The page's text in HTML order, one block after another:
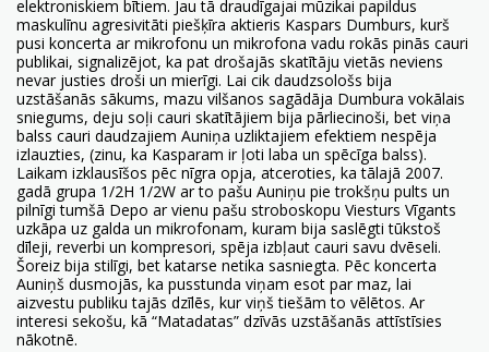
elektroniskiem bītiem. Jau tā draudīgajai mūzikai papildus
maskulīnu agresivitāti piešķīra aktieris Kaspars Dumburs, kurš
pusi koncerta ar mikrofonu un mikrofona vadu rokās pinās cauri
publikai, signalizējot, ka pat drošajās skatītāju vietās neviens
nevar justies droši un mierīgi. Lai cik daudzsološs bija
uzstāšanās sākums, mazu vilšanos sagādāja Dumbura vokālais
sniegums, deju soļi cauri skatītājiem bija pārliecinoši, bet viņa
balss cauri daudzajiem Auniņa uzliktajiem efektiem nespēja
izlauzties, (zinu, ka Kasparam ir ļoti laba un spēcīga balss).
Laikam izklausīšos pēc nīgra opja, atceroties, ka tālajā 2007.
gadā grupa 1/2H 1/2W ar to pašu Auniņu pie trokšņu pults un
pilnīgi tumšā Depo ar vienu pašu stroboskopu Viesturs Vīgants
uzkāpa uz galda un mikrofonam, kuram bija saslēgti tūkstoš
dīleji, reverbi un kompresori, spēja izbļaut cauri savu dvēseli.
Šoreiz bija stilīgi, bet katarse netika sasniegta. Pēc koncerta
Auniņš dusmojās, ka pusstunda viņam esot par maz, lai
aizvestu publiku tajās dzīlēs, kur viņš tiešām to vēlētos. Ar
interesi sekošu, kā “Matadatas” dzīvās uzstāšanās attīstīsies
nākotnē.